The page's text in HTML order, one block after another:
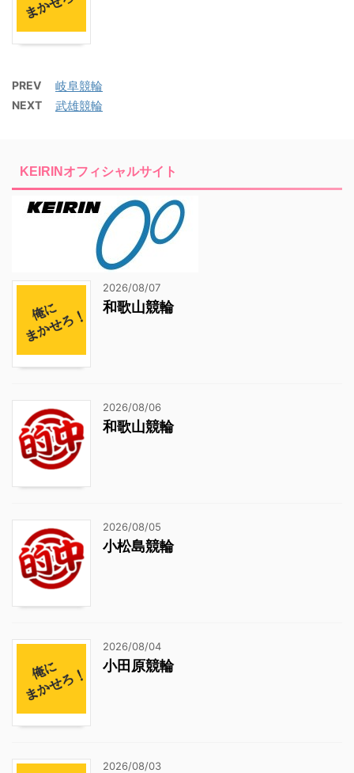
PREV 岐阜競輪
NEXT 武雄競輪
KEIRINオフィシャルサイト
2026/08/07
和歌山競輪
2026/08/06
和歌山競輪
2026/08/05
小松島競輪
2026/08/04
小田原競輪
2026/08/03